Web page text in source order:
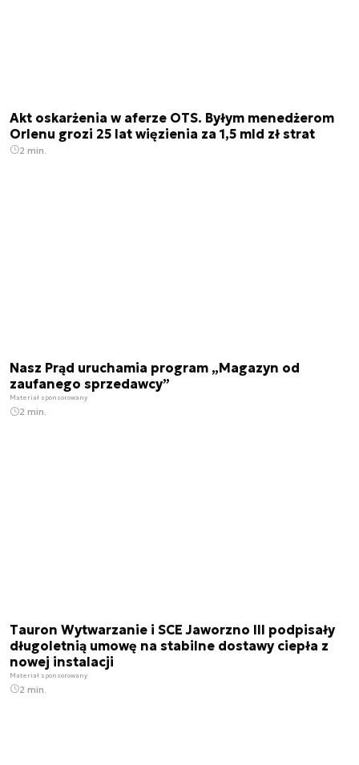
Akt oskarżenia w aferze OTS. Byłym menedżerom
Orlenu grozi 25 lat więzienia za 1,5 mld zł strat
2 min.
Nasz Prąd uruchamia program „Magazyn od
zaufanego sprzedawcy”
Materiał sponsorowany
2 min.
Tauron Wytwarzanie i SCE Jaworzno III podpisały
długoletnią umowę na stabilne dostawy ciepła z
nowej instalacji
Materiał sponsorowany
2 min.